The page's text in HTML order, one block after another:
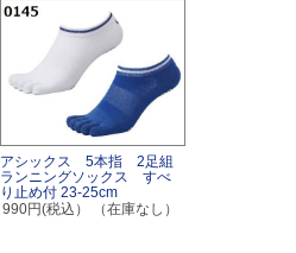
アシックス 5本指 2足組
ランニングソックス すべ
り止め付 23-25cm
990円(税込）
（在庫なし）